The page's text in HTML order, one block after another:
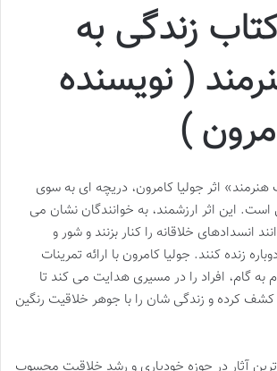
زندگی به
( نویسنده
)
اثر جولیا کامرون، دریچه ای به سوی
است. این اثر ارزشمند، به خوانندگان نشان می
انسدادهای خلاقانه را کنار بزنند و شور و
زنده کنند. جولیا کامرون با ارائه تمرینات
به گام، افراد را در مسیری هدایت می کند تا
کشف کرده و زندگی شان را با جوهر خلاقیت رنگین
آثار در حوزه خودیاری و رشد خلاقیت محسوب